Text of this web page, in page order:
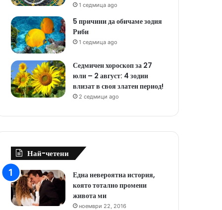
1 седмица ago
5 причини да обичаме зодия
Риби
1 седмица ago
Седмичен хороскоп за 27
юли – 2 август: 4 зодии
влизат в своя златен период!
2 седмици ago
Най-четени
Една невероятна история,
която тотално промени
живота ми
ноември 22, 2016